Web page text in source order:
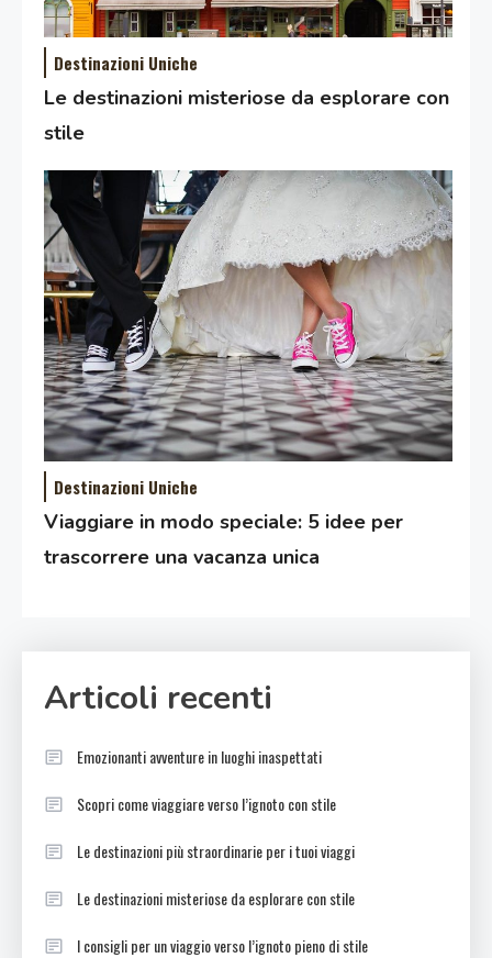
Destinazioni Uniche
Le destinazioni misteriose da esplorare con
stile
Destinazioni Uniche
Viaggiare in modo speciale: 5 idee per
trascorrere una vacanza unica
Articoli recenti
Emozionanti avventure in luoghi inaspettati
Scopri come viaggiare verso l’ignoto con stile
Le destinazioni più straordinarie per i tuoi viaggi
Le destinazioni misteriose da esplorare con stile
I consigli per un viaggio verso l’ignoto pieno di stile